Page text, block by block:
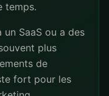
temps.
SaaS ou a des
plus
de
fort pour les